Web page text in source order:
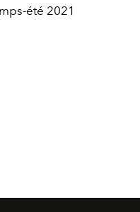
été 2021